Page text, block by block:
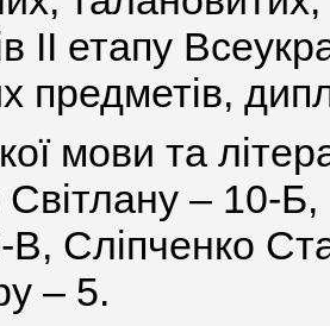
ІІ етапу
предметів,
мови та
Світлану – 10-
В, Сліпченко
– 5.